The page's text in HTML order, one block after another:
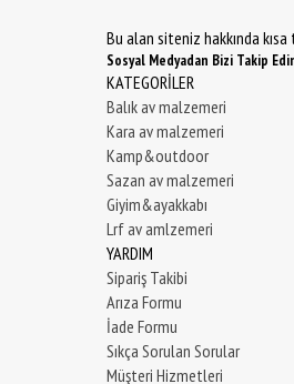
Bu alan siteniz hakkında
Sosyal Medyadan Bizi Takip
KATEGORİLER
Balık av malzemeri
Kara av malzemeri
Kamp&outdoor
Sazan av malzemeri
Giyim&ayakkabı
Lrf av amlzemeri
YARDIM
Sipariş Takibi
Arıza Formu
İade Formu
Sıkça Sorulan Sorular
Müşteri Hizmetleri